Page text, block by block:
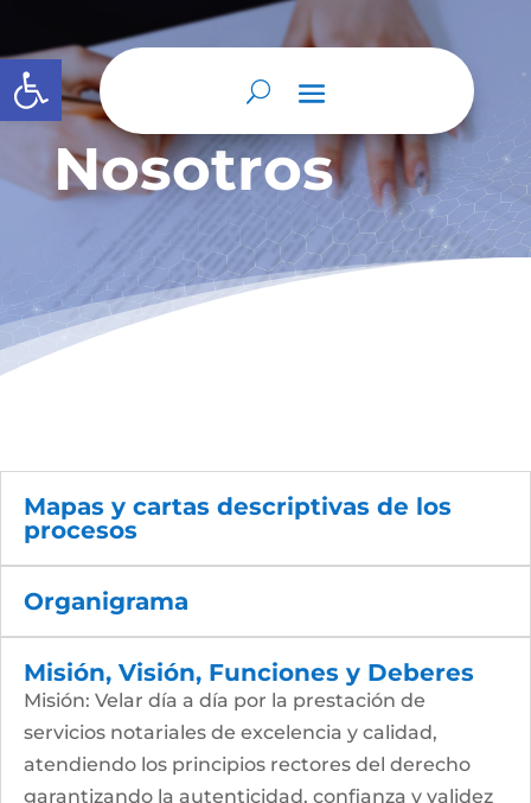
Abrir barra de herramientas
Nosotros
Mapas y cartas descriptivas de los
procesos
Organigrama
Misión, Visión, Funciones y Deberes
Misión: Velar día a día por la prestación de
servicios notariales de excelencia y calidad,
atendiendo los principios rectores del derecho
garantizando la autenticidad, confianza y validez